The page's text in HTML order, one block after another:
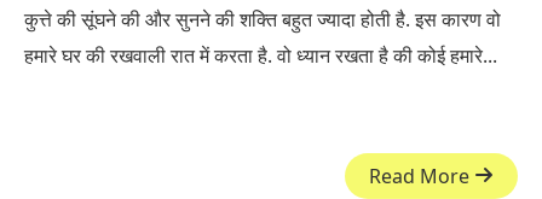
कुत्ते की सूंघने की और सुनने की शक्ति बहुत ज्यादा होती है. इस कारण वो
हमारे घर की रखवाली रात में करता है. वो ध्यान रखता है की कोई हमारे...
Read More